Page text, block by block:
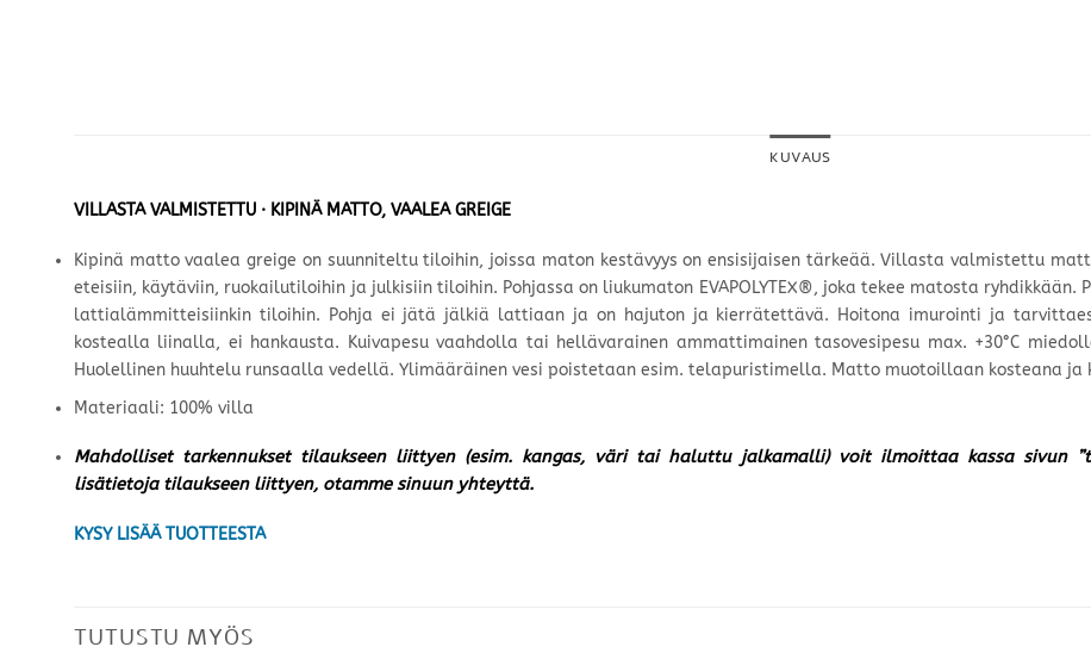
KUVAUS
VILLASTA VALMISTETTU · KIPINÄ MATTO, VAALEA GREIGE
Kipinä matto vaalea greige on suunniteltu tiloihin, joissa maton kestävyys on ensisijaisen tärkeää. Villasta valmistettu
eteisiin, käytäviin, ruokailutiloihin ja julkisiin tiloihin. Pohjassa on liukumaton EVAPOLYTEX®, joka tekee matosta
lattialämmitteisiinkin tiloihin. Pohja ei jätä jälkiä lattiaan ja on hajuton ja kierrätettävä. Hoitona imurointi ja
kostealla liinalla, ei hankausta. Kuivapesu vaahdolla tai hellävarainen ammattimainen tasovesipesu max. +30°C
Huolellinen huuhtelu runsaalla vedellä. Ylimääräinen vesi poistetaan esim. telapuristimella. Matto muotoillaan kosteana
Materiaali: 100% villa
Mahdolliset tarkennukset tilaukseen liittyen (esim. kangas, väri tai haluttu jalkamalli) voit ilmoittaa kassa sivun
lisätietoja tilaukseen liittyen, otamme sinuun yhteyttä.
KYSY LISÄÄ TUOTTEESTA
TUTUSTU MYÖS